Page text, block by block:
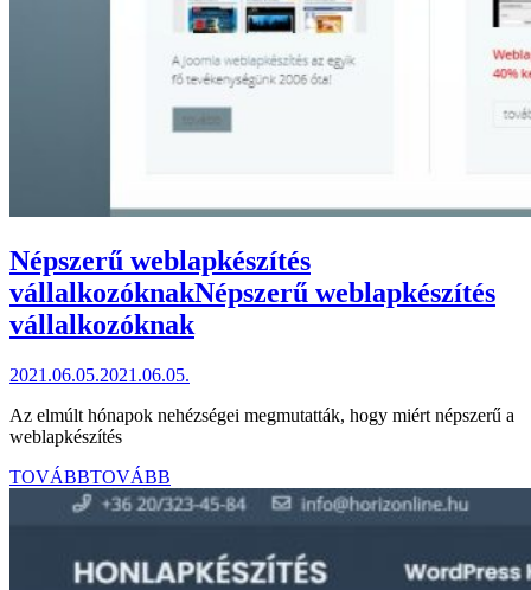
Népszerű weblapkészítés
vállalkozóknakNépszerű weblapkészítés
vállalkozóknak
2021.06.05.2021.06.05.
Az elmúlt hónapok nehézségei megmutatták, hogy miért népszerű a
weblapkészítés
TOVÁBBTOVÁBB